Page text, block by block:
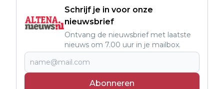
Schrijf je in voor onze
nieuwsbrief
Ontvang de nieuwsbrief met laatste
nieuws om 7.00 uur in je mailbox.
Abonneren